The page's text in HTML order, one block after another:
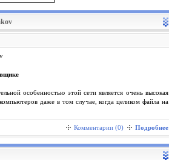
особенностью этой сети является очень высокая
даже в том случае, когда целиком файла на
Комментарии (0) Подробнее